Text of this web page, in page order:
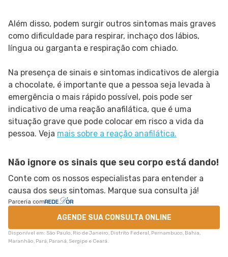
Além disso, podem surgir outros sintomas mais graves
como dificuldade para respirar, inchaço dos lábios,
língua ou garganta e respiração com chiado.
Na presença de sinais e sintomas indicativos de alergia
a chocolate, é importante que a pessoa seja levada à
emergência o mais rápido possível, pois pode ser
indicativo de uma reação anafilática, que é uma
situação grave que pode colocar em risco a vida da
pessoa. Veja mais sobre a reação anafilática.
Não ignore os sinais que seu corpo está dando!
Conte com os nossos especialistas para entender a
causa dos seus sintomas. Marque sua consulta já!
Parceria com
AGENDE SUA CONSULTA ONLINE
Disponível em: São Paulo, Rio de Janeiro, Distrito Federal, Pernambuco, Bahia,
Maranhão, Pará, Paraná, Sergipe e Ceará.